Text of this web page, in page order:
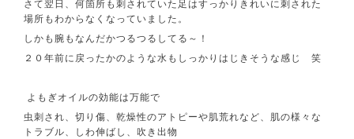
さて翌日、何箇所も刺されていた足はすっかりきれいに刺された
場所もわからなくなっていました。
しかも腕もなんだかつるつるしてる～！
２０年前に戻ったかのような水もしっかりはじきそうな感じ 笑
よもぎオイルの効能は万能で
虫刺され、切り傷、乾燥性のアトピーや肌荒れなど、肌の様々な
トラブル、しわ伸ばし、吹き出物